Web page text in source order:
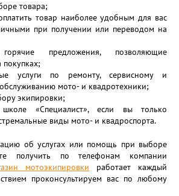
товара;
товар наиболее удобным для вас
при получении или переводом на
предложения, позволяющие
услуги по ремонту, сервисному и
мото- и квадротехники;
экипировки;
«Специалист», если вы только
виды мото- и квадроспорта.
об услугах или помощь при выборе
получить по телефонам компании
мотоэкипировки работает каждый
проконсультируем вас по любому